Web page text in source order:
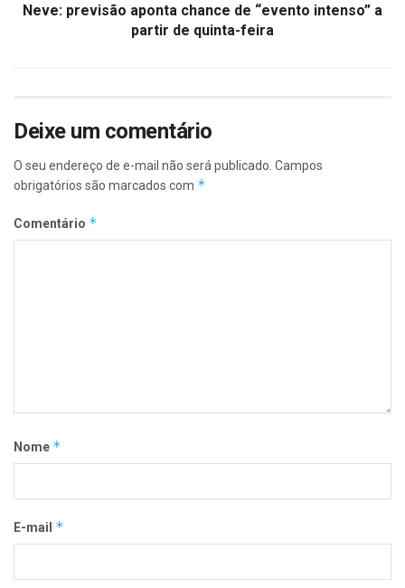
Neve: previsão aponta chance de “evento intenso” a
partir de quinta-feira
Deixe um comentário
O seu endereço de e-mail não será publicado. Campos
obrigatórios são marcados com *
Comentário *
Nome *
E-mail *